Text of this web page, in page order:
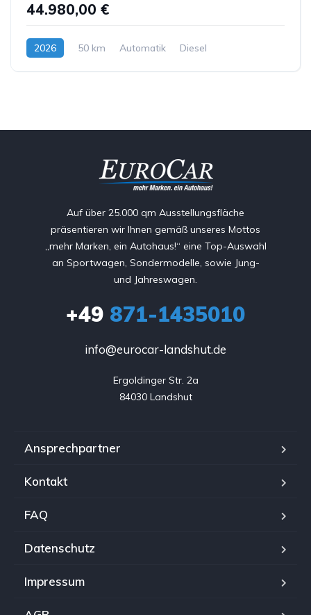
44.980,00 €
2026 50 km Automatik Diesel
Auf über 25.000 qm Ausstellungsfläche
präsentieren wir Ihnen gemäß unseres Mottos
„mehr Marken, ein Autohaus!“ eine Top-Auswahl
an Sportwagen, Sondermodelle, sowie Jung-
und Jahreswagen.
+49 871-1435010
info@eurocar-landshut.de
Ergoldinger Str. 2a
84030 Landshut
Ansprechpartner
Kontakt
FAQ
Datenschutz
Impressum